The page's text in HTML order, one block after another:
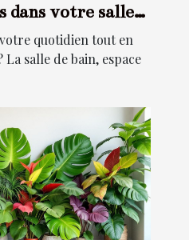
dans votre salle
quotidien tout en
salle de bain, espace